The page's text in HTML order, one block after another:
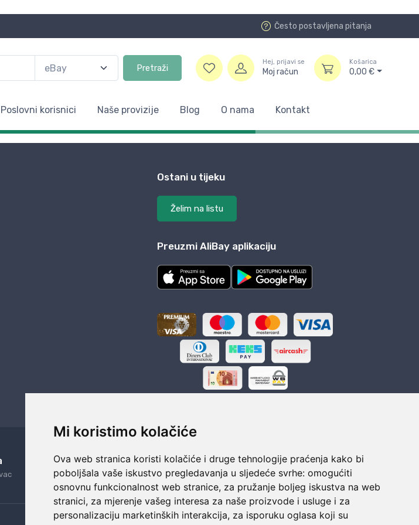
Mi koristimo kolačiće
Ova web stranica koristi kolačiće i druge tehnologije praćenja kako bi
poboljšala vaše iskustvo pregledavanja u sljedeće svrhe: omogućiti
osnovnu funkcionalnost web stranice, za pružanje boljeg iskustva na web
stranici, za mjerenje vašeg interesa za naše proizvode i usluge i za
personalizaciju marketinških interakcija, za isporuku oglasa koji su
Često postavljena pitanja
Pretraži
Hej, prijavi se
Moj račun
Košarica
0,00 €
Poslovni korisnici Naše provizije Blog O nama Kontakt
Ostani u tijeku
Želim na listu
Preuzmi AliBay aplikaciju
24/7 odlična podrška
Naši agenti uvijek na raspolaganju
Sigurno obročno plaćanje
Do 24 rata bez kamata